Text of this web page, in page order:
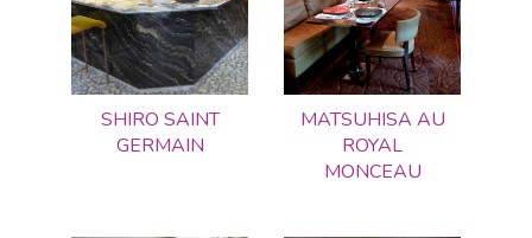
SHIRO SAINT
GERMAIN
MATSUHISA AU
ROYAL
MONCEAU